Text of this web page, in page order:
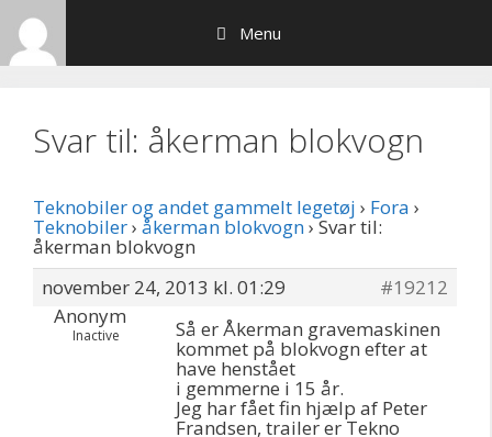
Hop
indhold
Menu
Svar til: åkerman blokvogn
Teknobiler og andet gammelt legetøj › Fora ›
Teknobiler› åkerman blokvogn›Svar til:
åkerman blokvogn
november 24, 2013 kl. 01:29
#19212
Anonym
Inactive Så er Åkerman gravemaskinen
kommet på blokvogn efter at
have henstået
i gemmerne i 15 år.
Jeg har fået fin hjælp af Peter
Frandsen, trailer er Tekno